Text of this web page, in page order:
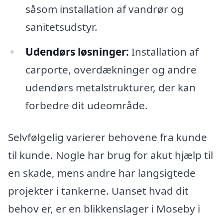
såsom installation af vandrør og
sanitetsudstyr.
Udendørs løsninger: Installation af
carporte, overdækninger og andre
udendørs metalstrukturer, der kan
forbedre dit udeområde.
Selvfølgelig varierer behovene fra kunde
til kunde. Nogle har brug for akut hjælp til
en skade, mens andre har langsigtede
projekter i tankerne. Uanset hvad dit
behov er, er en blikkenslager i Moseby i